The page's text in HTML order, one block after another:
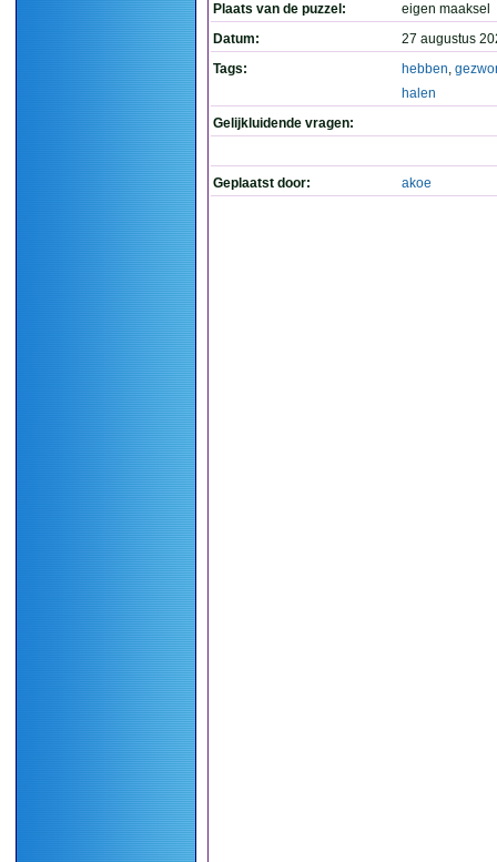
Plaats van de puzzel:
eigen maaksel
Datum:
27 augustus
Tags:
hebben,
halen
Gelijkluidende vragen:
Geplaatst door: akoe